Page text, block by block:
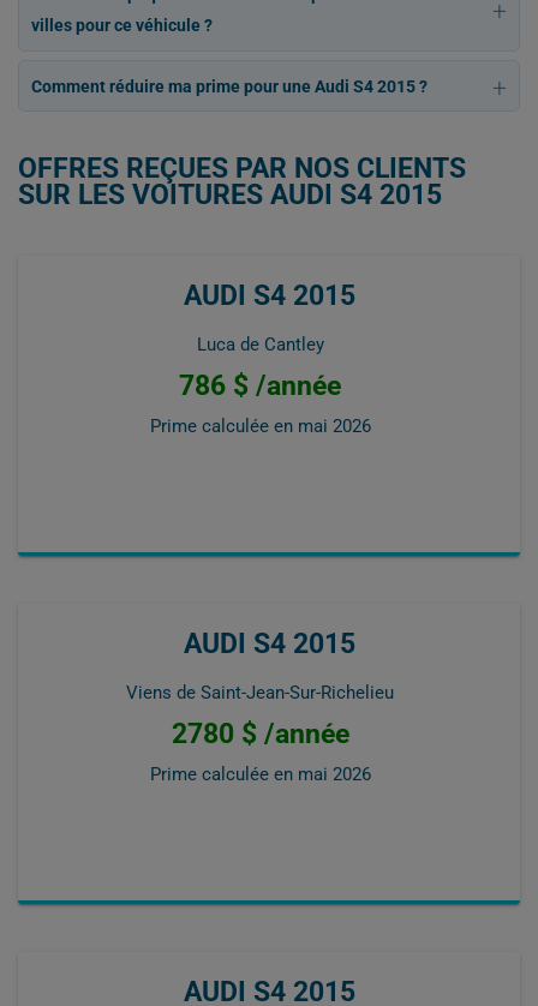
villes pour ce véhicule ?
Comment réduire ma prime pour une Audi S4 2015 ?
OFFRES REÇUES PAR NOS CLIENTS
SUR LES VOITURES AUDI S4 2015
AUDI S4 2015
Luca de Cantley
786 $ /année
Prime calculée en mai 2026
AUDI S4 2015
Viens de Saint-Jean-Sur-Richelieu
2780 $ /année
Prime calculée en mai 2026
AUDI S4 2015